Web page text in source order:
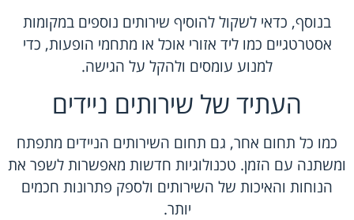
בנוסף, כדאי לשקול להוסיף שירותים נוספים במקומות
אסטרטגיים כמו ליד אזורי אוכל או מתחמי הופעות, כדי
למנוע עומסים ולהקל על הגישה.
העתיד של שירותים ניידים
כמו כל תחום אחר, גם תחום השירותים הניידים מתפתח
ומשתנה עם הזמן. טכנולוגיות חדשות מאפשרות לשפר את
הנוחות והאיכות של השירותים ולספק פתרונות חכמים
יותר.